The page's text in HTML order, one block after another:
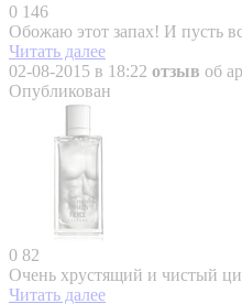
0 146
Обожаю этот запах! И пусть
Читать далее
02-08-2015 в 18:22 отзыв об
Опубликован
0 82
Очень хрустящий и чистый
Читать далее